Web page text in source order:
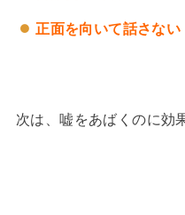
正面を向いて話さない
次は、嘘をあばくのに効